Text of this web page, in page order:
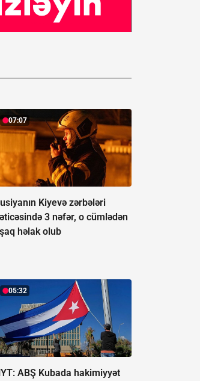
07:07
Kiyevə zərbələri
3 nəfər, o cümlədən
həlak olub
05:32
ABŞ Kubada hakimiyyət